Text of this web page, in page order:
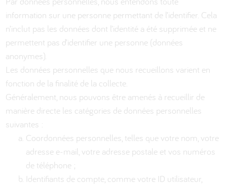
information sur une personne permettant de l’identifier. Cela
n’inclut pas les données dont l’identité a été supprimée et ne
permettent pas d’identifier une personne (données
anonymes).
Les données personnelles que nous recueillons varient en
fonction de la finalité de la collecte.
Généralement, nous pouvons être amenés à recueillir de
manière directe les catégories de données personnelles
suivantes :
Coordonnées personnelles, telles que votre nom, votre
adresse e-mail, votre adresse postale et vos numéros
de téléphone ;
Identifiants de compte, comme votre ID utilisateur,